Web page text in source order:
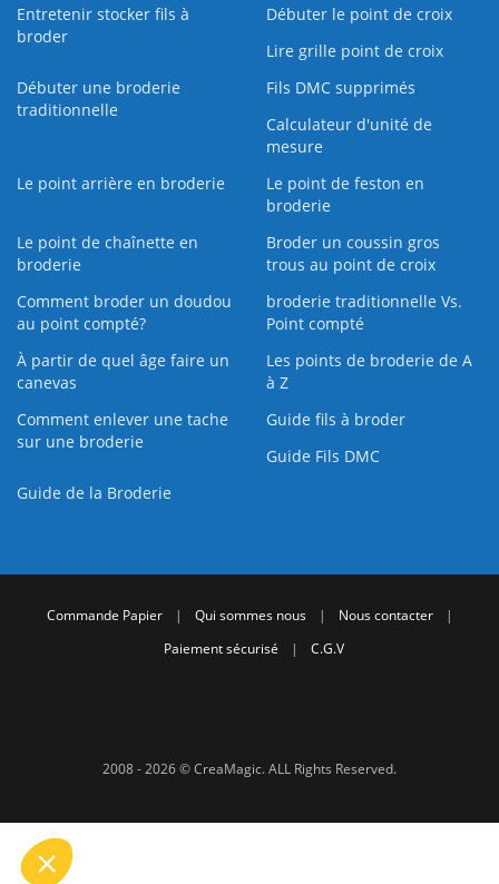
Entretenir stocker fils à
broder
Débuter le point de croix
Lire grille point de croix
Débuter une broderie
traditionnelle
Fils DMC supprimés
Calculateur d'unité de
mesure
Le point arrière en broderie
Le point de feston en
broderie
Le point de chaînette en
broderie
Broder un coussin gros
trous au point de croix
Comment broder un doudou
au point compté?
broderie traditionnelle Vs.
Point compté
À partir de quel âge faire un
canevas
Les points de broderie de A
à Z
Comment enlever une tache
sur une broderie
Guide fils à broder
Guide Fils DMC
Guide de la Broderie
Commande Papier | Qui sommes nous | Nous contacter
|
Paiement sécurisé
| C.G.V
2008 - 2026 © CreaMagic. ALL Rights Reserved.